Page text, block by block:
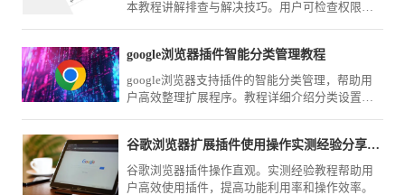
本教程讲解排查与解决技巧。用户可检查权限设
google浏览器插件智能分类管理教程
google浏览器支持插件的智能分类管理，帮助用
户高效整理扩展程序。教程详细介绍分类设置方
谷歌浏览器扩展插件使用操作实测经验分享教程
谷歌浏览器插件操作直观。实测经验教程帮助用
户高效使用插件，提高功能利用率和操作效率。